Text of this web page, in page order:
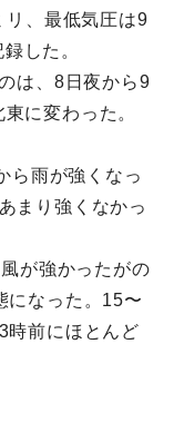
リ、最低気圧は9
した。
は、8日夜から9
に変わった。
ら雨が強くなっ
まり強くなかっ
が強かったがの
になった。15〜
時前にほとんど